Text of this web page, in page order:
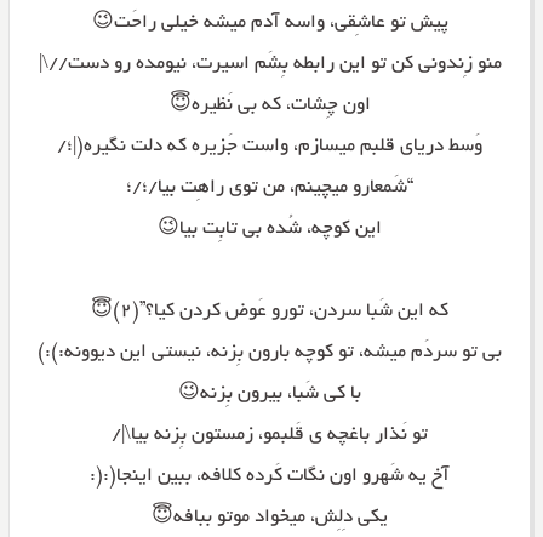
پیش تو عاشِقی، واسه آدم میشه خیلی راحَت😉
منو زِندونی کن تو این رابطه بِشَم اسیرت، نیومده رو دست//\|
اون چِشات، که بی نَظیره😇
وَسط دریای قلبم میسازم، واست جَزیره که دلت نگیره(|؛/
“شَمعارو میچینم، من توی راهِت بیا/؛/؛
این کوچه، شُده بی تابِت بیا😉
که این شَبا سردن، تورو عَوض کردن کیا؟”(۲)😇
بی تو سردَم میشه، تو کوچه بارون بِزنه، نیستی این دیوونه:):)
با کی شَبا، بیرون بِزنه😉
تو نَذار باغچه ی قَلبمو، زمستون بِزنه بیا\|/
آخ یه شَهرو اون نگات کَرده کلافه، ببین اینجا(:(:
یکی دِلِش، میخواد موتو ببافه😇